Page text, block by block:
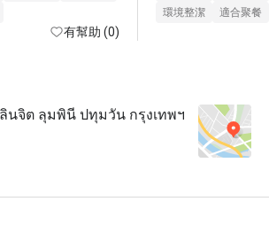
The service
and helpful.
and clean.
staffs somehow
an Ice
all the staff
Birthday for
有幫助 (0)
us.
環境整潔
適合聚餐
ลินจิต ลุมพินี ปทุมวัน กรุงเทพฯ